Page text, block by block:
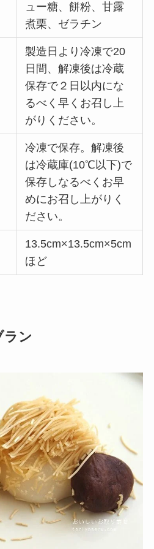
ュー糖、餅粉、甘露
煮栗、ゼラチン
製造日より冷凍で20
日間、解凍後は冷蔵
保存で２日以内にな
るべく早くお召し上
がりください。
冷凍で保存。解凍後
は冷蔵庫(10℃以下)で
保存しなるべくお早
めにお召し上がりく
ださい。
13.5cm×13.5cm×5cm
ほど
ラン